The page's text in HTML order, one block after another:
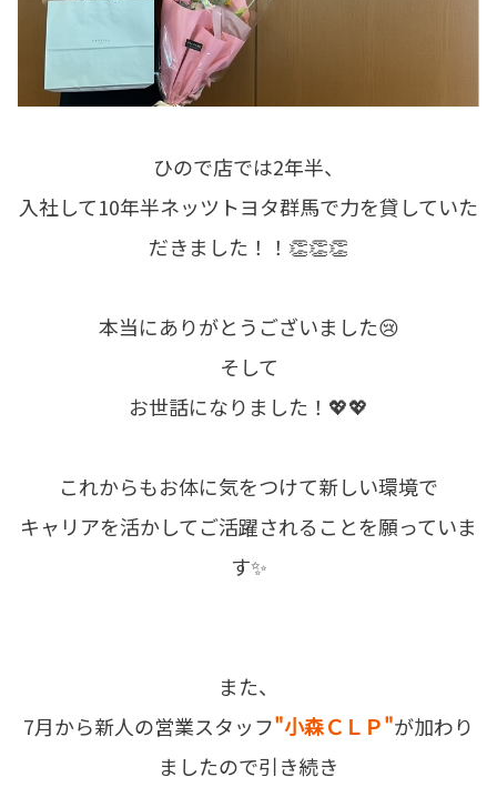
ひので店では2年半、
入社して10年半ネッツトヨタ群馬で力を貸していた
だきました！！👏👏👏
本当にありがとうございました😢
そして
お世話になりました！💖💖
これからもお体に気をつけて新しい環境で
キャリアを活かしてご活躍されることを願っていま
す✨
また、
7月から新人の営業スタッフ"小森ＣＬＰ"が加わり
ましたので引き続き